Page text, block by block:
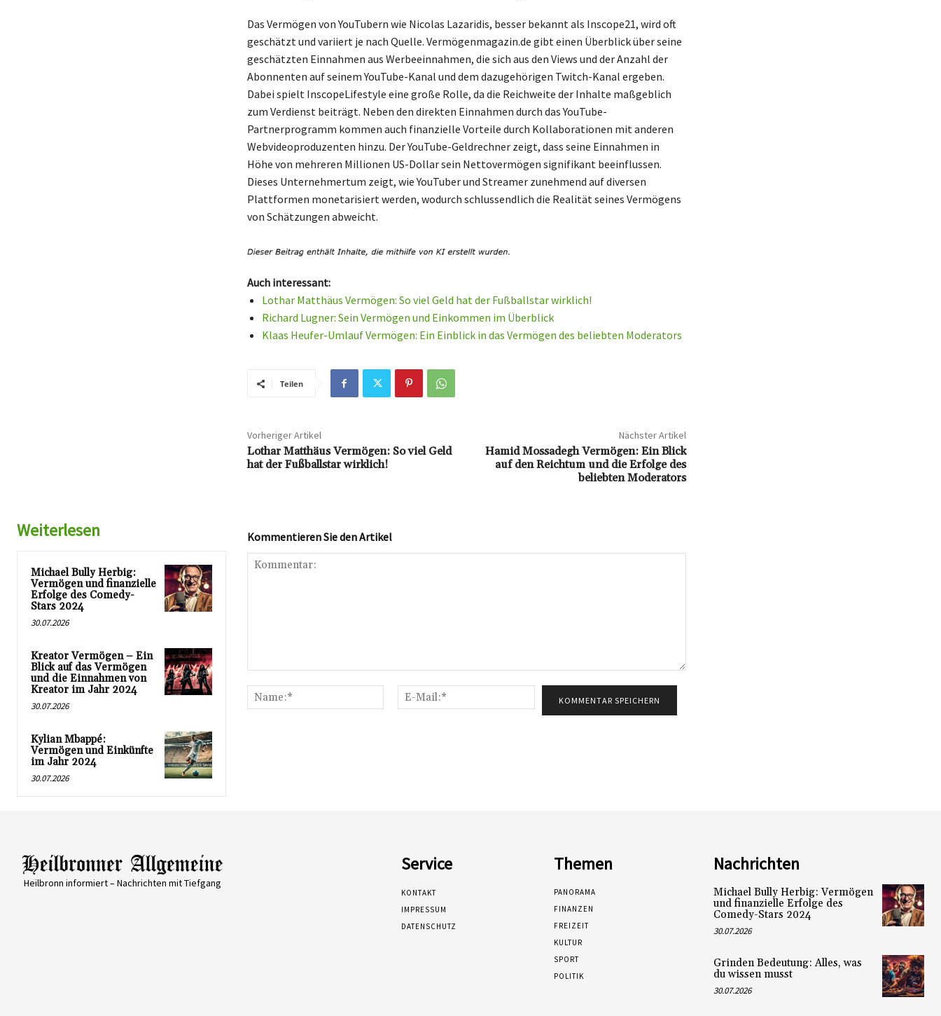
Das Vermögen von YouTubern wie Nicolas Lazaridis, besser bekannt als Inscope21, wird oft
geschätzt und variiert je nach Quelle. Vermögenmagazin.de gibt einen Überblick über seine
geschätzten Einnahmen aus Werbeeinnahmen, die sich aus den Views und der Anzahl der
Abonnenten auf seinem YouTube-Kanal und dem dazugehörigen Twitch-Kanal ergeben.
Dabei spielt InscopeLifestyle eine große Rolle, da die Reichweite der Inhalte maßgeblich
zum Verdienst beiträgt. Neben den direkten Einnahmen durch das YouTube-
Partnerprogramm kommen auch finanzielle Vorteile durch Kollaborationen mit anderen
Webvideoproduzenten hinzu. Der YouTube-Geldrechner zeigt, dass seine Einnahmen in
Höhe von mehreren Millionen US-Dollar sein Nettovermögen signifikant beeinflussen.
Dieses Unternehmertum zeigt, wie YouTuber und Streamer zunehmend auf diversen
Plattformen monetarisiert werden, wodurch schlussendlich die Realität seines Vermögens
von Schätzungen abweicht.
Auch interessant:
Lothar Matthäus Vermögen: So viel Geld hat der Fußballstar wirklich!
Richard Lugner: Sein Vermögen und Einkommen im Überblick
Klaas Heufer-Umlauf Vermögen: Ein Einblick in das Vermögen des beliebten Moderators
Teilen
Vorheriger Artikel
Lothar Matthäus Vermögen: So viel Geld
hat der Fußballstar wirklich!
Nächster Artikel
Hamid Mossadegh Vermögen: Ein Blick
auf den Reichtum und die Erfolge des
beliebten Moderators
Weiterlesen
Michael Bully Herbig:
Vermögen und finanzielle
Erfolge des Comedy-
Stars 2024
30.07.2026
Kreator Vermögen – Ein
Blick auf das Vermögen
und die Einnahmen von
Kreator im Jahr 2024
30.07.2026
Kylian Mbappé:
Vermögen und Einkünfte
im Jahr 2024
30.07.2026
Kommentieren Sie den Artikel
Name:*
Mail:*
Heilbronn informiert – Nachrichten mit Tiefgang
Service
KONTAKT
IMPRESSUM
DATENSCHUTZ
Themen
PANORAMA
FINANZEN
FREIZEIT
KULTUR
SPORT
POLITIK
Nachrichten
Michael Bully Herbig: Vermögen
und finanzielle Erfolge des
Comedy-Stars 2024
30.07.2026
Grinden Bedeutung: Alles, was
du wissen musst
30.07.2026